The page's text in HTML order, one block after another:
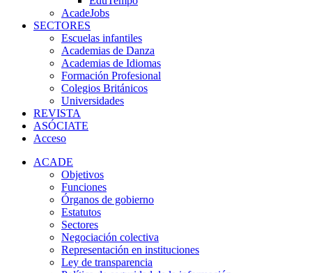
AcadeJobs
SECTORES
Escuelas infantiles
Academias de Danza
Academias de Idiomas
Formación Profesional
Colegios Británicos
Universidades
REVISTA
ASÓCIATE
Acceso
ACADE
Objetivos
Funciones
Órganos de gobierno
Estatutos
Sectores
Negociación colectiva
Representación en instituciones
Ley de transparencia